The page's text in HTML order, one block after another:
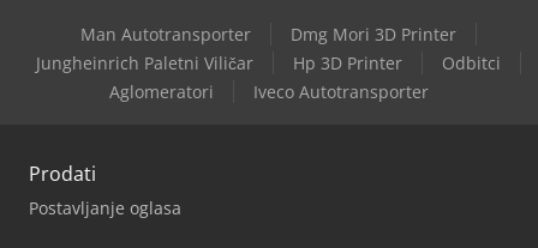
Man Autotransporter
Dmg Mori 3D Printer
Jungheinrich Paletni Viličar
Hp 3D Printer
Odbitci
Aglomeratori
Iveco Autotransporter
Prodati
Postavljanje oglasa